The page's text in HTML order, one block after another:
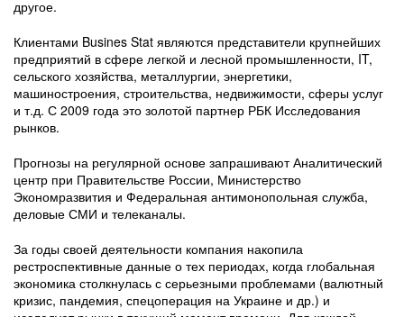
другое.
Клиентами Busines Stat являются представители крупнейших
предприятий в сфере легкой и лесной промышленности, IT,
сельского хозяйства, металлургии, энергетики,
машиностроения, строительства, недвижимости, сферы услуг
и т.д. С 2009 года это золотой партнер РБК Исследования
рынков.
Прогнозы на регулярной основе запрашивают Аналитический
центр при Правительстве России, Министерство
Экономразвития и Федеральная антимонопольная служба,
деловые СМИ и телеканалы.
За годы своей деятельности компания накопила
рестроспективные данные о тех периодах, когда глобальная
экономика столкнулась с серьезными проблемами (валютный
кризис, пандемия, спецоперация на Украине и др.) и